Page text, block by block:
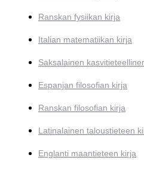
Ranskan fysiikan kirja
Italian matematiikan kirja
Saksalainen
Espanjan filosofian kirja
Ranskan filosofian kirja
Latinalainen taloustieteen
Englanti maantieteen kirja